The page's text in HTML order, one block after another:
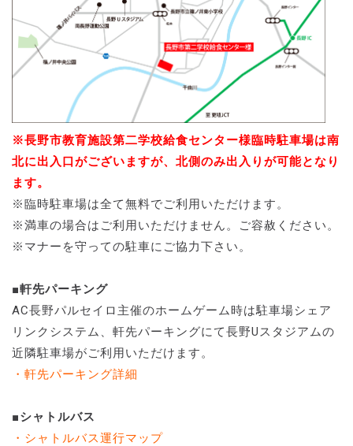
※長野市教育施設第二学校給食センター様臨時駐車場は南
北に出入口がございますが、北側のみ出入りが可能となり
ます。
※臨時駐車場は全て無料でご利用いただけます。
※満車の場合はご利用いただけません。ご容赦ください。
※マナーを守っての駐車にご協力下さい。
■軒先パーキング
AC長野パルセイロ主催のホームゲーム時は駐車場シェア
リンクシステム、軒先パーキングにて長野Uスタジアムの
近隣駐車場がご利用いただけます。
・軒先パーキング詳細
■シャトルバス
・シャトルバス運行マップ